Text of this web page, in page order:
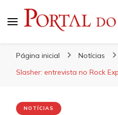
Página inicial
Notícias
Slasher: entrevista no Rock
NOTÍCIAS